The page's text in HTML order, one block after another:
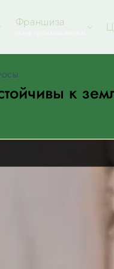
Франшиза
к